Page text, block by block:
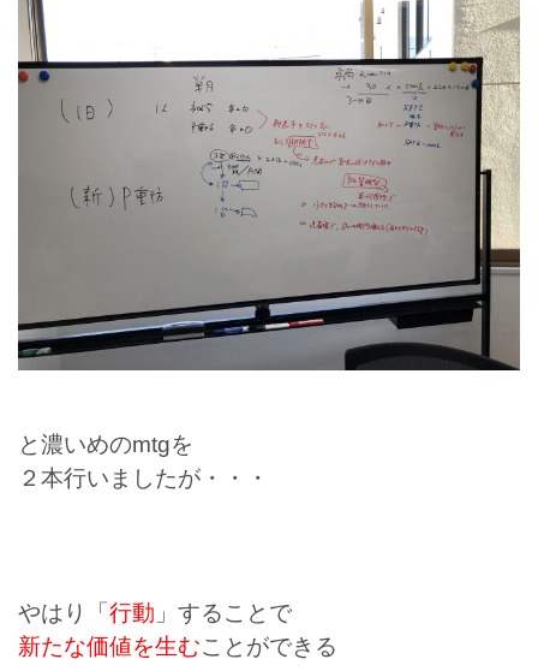
と濃いめのmtgを
２本行いましたが・・・
やはり「行動 」することで
新たな価値を生むことができる